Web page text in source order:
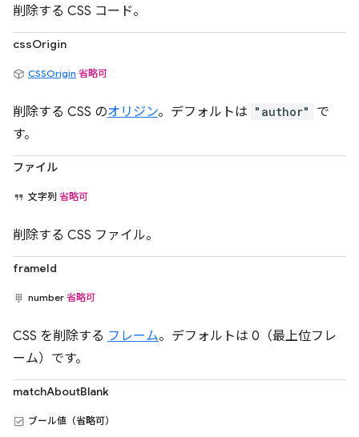
削除する CSS コード。
cssOrigin
CSSOrigin 省略可
削除する CSS のオリジン。デフォルトは "author"
で
す。
ファイル
文字列 省略可
削除する CSS ファイル。
frameId
number 省略可
CSS を削除する フレーム。デフォルトは 0（最上位フレ
ーム）です。
matchAboutBlank
ブール値（省略可）